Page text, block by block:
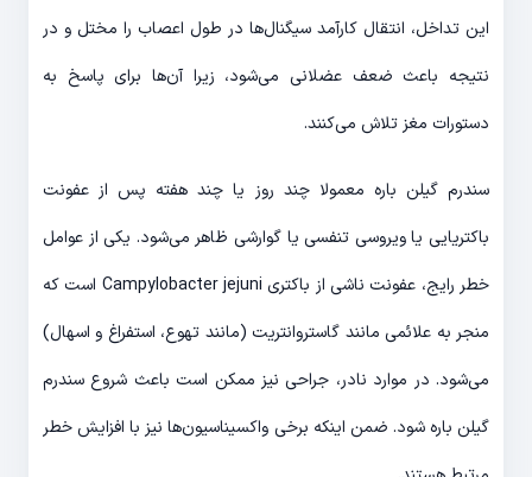
این تداخل، انتقال کارآمد سیگنال‌ها در طول اعصاب را مختل و در
نتیجه باعث ضعف عضلانی می‌شود، زیرا آن‌ها برای پاسخ به
دستورات مغز تلاش می‌کنند.
سندرم گیلن باره معمولا چند روز یا چند هفته پس از عفونت
باکتریایی یا ویروسی تنفسی یا گوارشی ظاهر می‌شود. یکی از عوامل
خطر رایج، عفونت ناشی از باکتری Campylobacter jejuni است که
منجر به علائمی مانند گاستروانتریت (مانند تهوع، استفراغ و اسهال)
می‌شود. در موارد نادر، جراحی نیز ممکن است باعث شروع سندرم
گیلن باره شود. ضمن اینکه برخی واکسیناسیون‌ها نیز با افزایش خطر